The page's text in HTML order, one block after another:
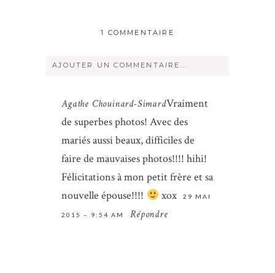
1 COMMENTAIRE
AJOUTER UN COMMENTAIRE...
jamaisrendu
publique Obligatoire *
Agathe Chouinard-SimardVraiment
de superbes photos! Avec des
mariés aussi beaux, difficiles de
faire de mauvaises photos!!!! hihi!
Félicitations à mon petit frère et sa
nouvelle épouse!!!!
xox 29 MAI
2015 – 9:54 AM Répondre